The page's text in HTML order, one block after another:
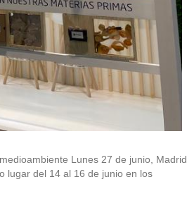
Lunes 27 de junio, Madrid,
lugar del 14 al 16 de junio en los